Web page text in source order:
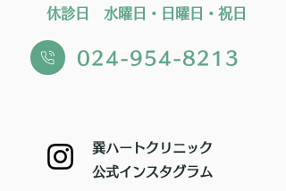
休診日 水曜日・日曜日・祝日
024-954-8213
巽ハートクリニック
​公式インスタグラム